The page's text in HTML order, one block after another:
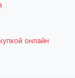
онлайн